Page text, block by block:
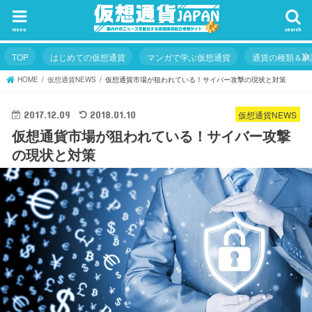
search
menu
TOP はじめての仮想通貨 マンガで学ぶ仮想通貨 通貨の種類＆
HOME 仮想通貨NEWS 仮想通貨市場が狙われている！サイバー攻撃の現状と対策
仮想通貨NEWS
2017.12.09 2018.01.10
仮想通貨市場が狙われている！サイバー攻撃
の現状と対策